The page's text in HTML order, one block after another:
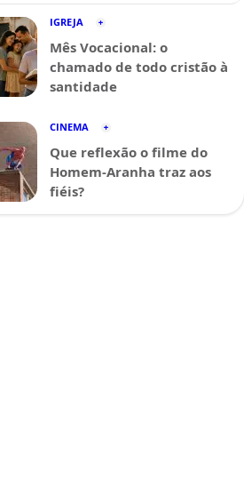
IGREJA
Mês Vocacional: o
chamado de todo cristão à
santidade
CINEMA
Que reflexão o filme do
Homem-Aranha traz aos
fiéis?